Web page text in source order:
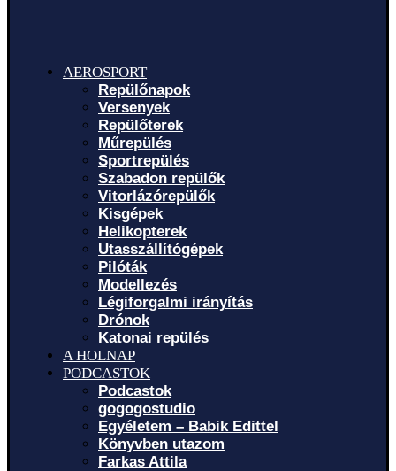
AEROSPORT
Repülőnapok
Versenyek
Repülőterek
Műrepülés
Sportrepülés
Szabadon repülők
Vitorlázórepülők
Kisgépek
Helikopterek
Utasszállítógépek
Pilóták
Modellezés
Légiforgalmi irányítás
Drónok
Katonai repülés
A HOLNAP
PODCASTOK
Podcastok
gogogostudio
Egyéletem – Babik Edittel
Könyvben utazom
Farkas Attila